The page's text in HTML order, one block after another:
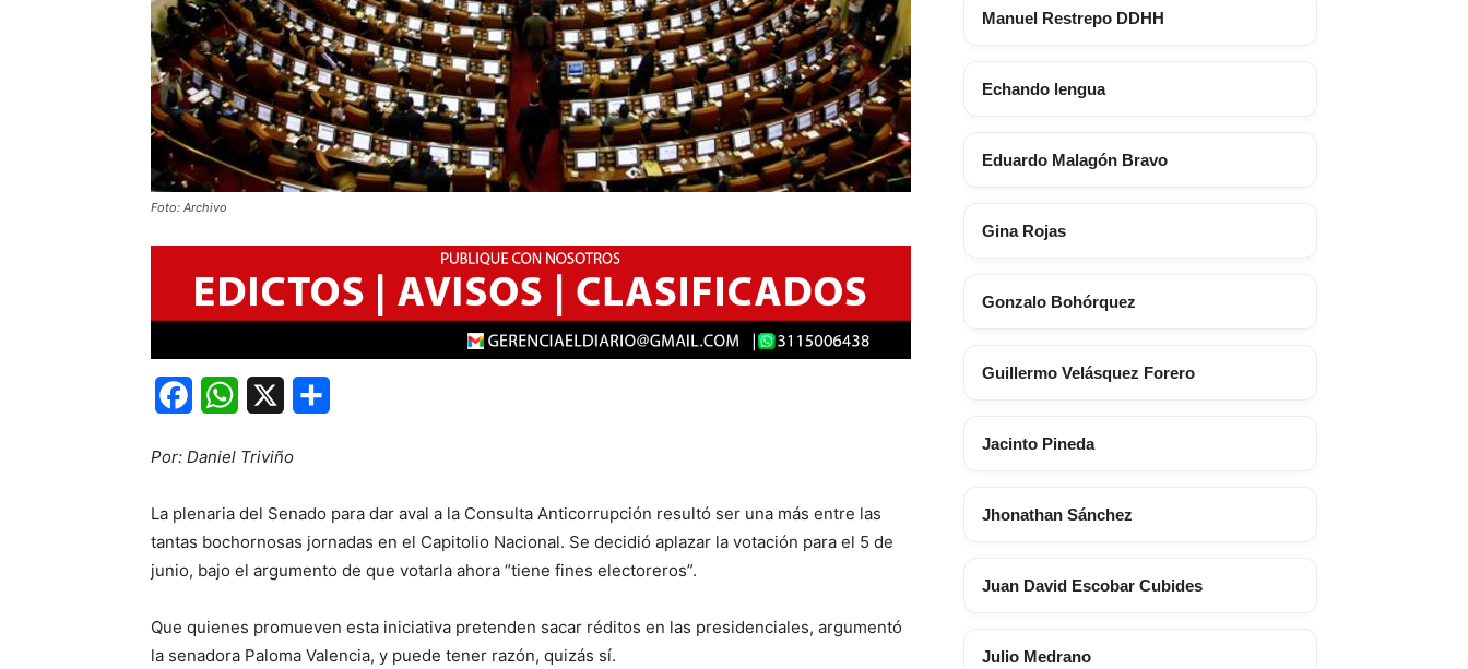
Foto: Archivo
FacebookWhatsApp
Por: Daniel Triviño
La plenaria del Senado para dar aval a la Consulta Anticorrupción resultó ser una más entre las
tantas bochornosas jornadas en el Capitolio Nacional. Se decidió aplazar la votación para el 5 de
junio, bajo el argumento de que votarla ahora “tiene fines electoreros”.
Que quienes promueven esta iniciativa pretenden sacar réditos en las presidenciales, argumentó
la senadora Paloma Valencia, y puede tener razón, quizás sí.
Manuel Restrepo DDHH
Echando lengua
Eduardo Malagón Bravo
Gina Rojas
Gonzalo Bohórquez
Guillermo Velásquez Forero
Jacinto Pineda
Jhonathan Sánchez
Juan David Escobar Cubides
Julio Medrano